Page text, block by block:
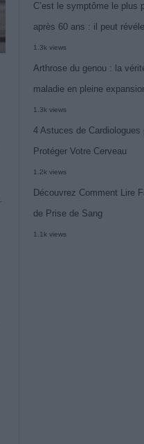
C’est le symptôme le plus
après 60 ans : il peut
1.3k views
Arthrose du genou : la
maladie en pleine
1.3k views
4 Astuces de Cardiologues
Protéger Votre Cerveau
1.2k views
Découvrez Comment Lire
de Prise de Sang
1.1k views